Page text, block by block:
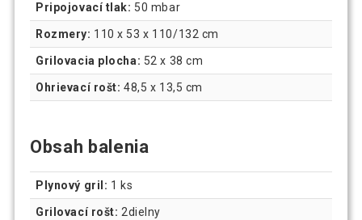
Pripojovací tlak: 50 mbar
Rozmery: 110 x 53 x 110/132 cm
Grilovacia plocha: 52 x 38 cm
Ohrievací rošt: 48,5 x 13,5 cm
Obsah balenia
Plynový gril: 1 ks
Grilovací rošt: 2dielny